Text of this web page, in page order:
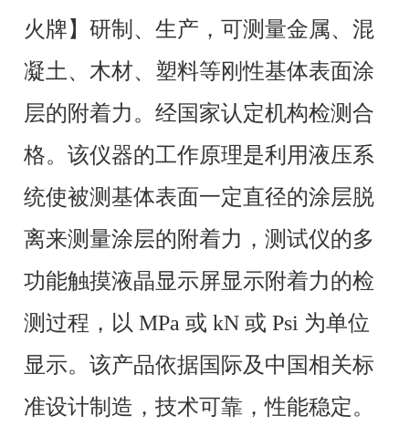
火牌】研制、生产，可测量金属、混
凝土、木材、塑料等刚性基体表面涂
层的附着力。经国家认定机构检测合
格。该仪器的工作原理是利用液压系
统使被测基体表面一定直径的涂层脱
离来测量涂层的附着力，测试仪的多
功能触摸液晶显示屏显示附着力的检
测过程，以 MPa 或 kN 或 Psi 为单位
显示。该产品依据国际及中国相关标
准设计制造，技术可靠，性能稳定。